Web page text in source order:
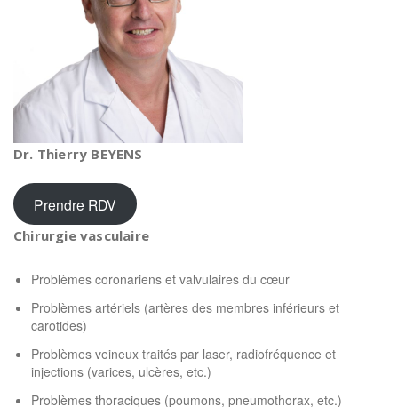
Dr. Thierry BEYENS
Prendre RDV
Chirurgie vasculaire
Problèmes coronariens et valvulaires du cœur
Problèmes artériels (artères des membres inférieurs et
carotides)
Problèmes veineux traités par laser, radiofréquence et
injections (varices, ulcères, etc.)
Problèmes thoraciques (poumons, pneumothorax, etc.)